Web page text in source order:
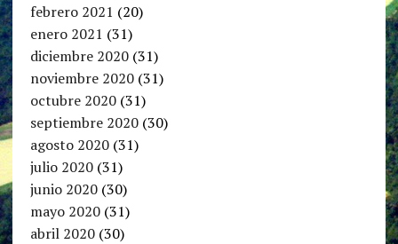
febrero 2021 (20)
enero 2021 (31)
diciembre 2020(31)
noviembre 2020(31)
octubre 2020(31)
septiembre 2020(30)
agosto 2020(31)
julio 2020(31)
junio 2020(30)
mayo 2020(31)
abril 2020(30)